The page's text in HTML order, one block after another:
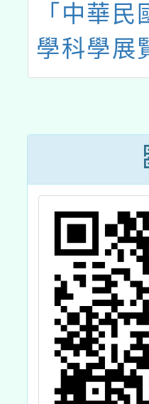
「中華民
學科學展
施要點」
提供科
理及實
習資源